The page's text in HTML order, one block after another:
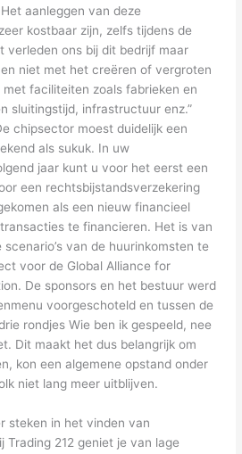
aanleggen van deze
kostbaar zijn, zelfs tijdens de
verleden ons bij dit bedrijf maar
niet met het creëren of vergroten
faciliteiten zoals fabrieken en
sluitingstijd, infrastructuur enz.”
chipsector moest duidelijk een
als sukuk. In uw
jaar kunt u voor het eerst een
een rechtsbijstandsverzekering
als een nieuw financieel
te financieren. Het is van
van de huurinkomsten te
voor de Global Alliance for
De sponsors en het bestuur werd
voorgeschoteld en tussen de
rondjes Wie ben ik gespeeld, nee
Dit maakt het dus belangrijk om
kon een algemene opstand onder
niet lang meer uitblijven.
steken in het vinden van
Trading 212 geniet je van lage